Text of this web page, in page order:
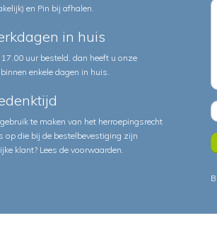
en Pin bij afhalen.
in huis
uur besteld, dan heeft u onze
enkele dagen in huis.
te maken van het herroepingsrecht
op die bij de bestelbevestiging zijn
klant? Lees de voorwaarden.